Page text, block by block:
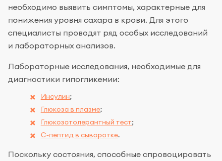
необходимо выявить симптомы, характерные для
понижения уровня сахара в крови. Для этого
специалисты проводят ряд особых исследований
и лабораторных анализов.
Лабораторные исследования, необходимые для
диагностики гипогликемии:
Инсулин;
Глюкоза в плазме;
Глюкозотолерантный тест;
С-пептид в сыворотке.
Поскольку состояния, способные спровоцировать